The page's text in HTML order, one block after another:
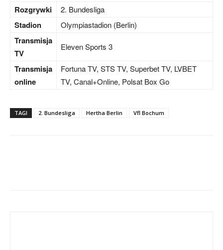
Rozgrywki 2. Bundesliga
Stadion Olympiastadion (Berlin)
Transmisja
TV
Eleven Sports 3
Transmisja
online
Fortuna TV, STS TV, Superbet TV, LVBET
TV, Canal+Online, Polsat Box Go
TAGI 2. Bundesliga Hertha Berlin Vfl Bochum